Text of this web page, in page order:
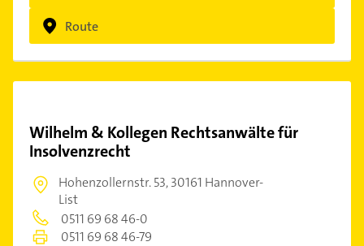
Route
Wilhelm & Kollegen Rechtsanwälte für
Insolvenzrecht
Hohenzollernstr. 53,30161 Hannover-
List
0511 69 68 46-0
0511 69 68 46-79